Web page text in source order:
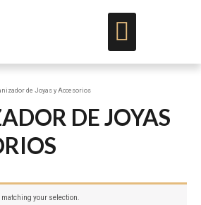
de Joyas y Accesorios
DE JOYAS
your selection.